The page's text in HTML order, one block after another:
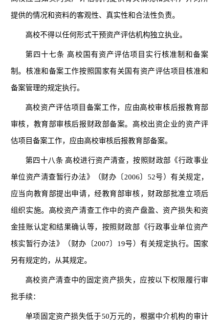
提供的情况和资料的客观性、真实性和合法性负责。
高校不得以任何形式干预资产评估机构独立执业。
第四十七条 高校国有资产评估项目实行核准制和备案
制。核准和备案工作按照国家有关国有资产评估项目核准和
备案管理的规定执行。
高校资产评估项目备案工作，应由高校审核后报教育部
审核，教育部审核后报财政部备案。高校出资企业的资产评
估项目备案工作，应由高校审核后报教育部备案。
第四十八条 高校进行资产清查，按照财政部《行政事业
单位资产清查暂行办法》（财办〔2006〕52号）有关规定，
应当向教育部提出申请，经教育部审核，财政部批准立项后
组织实施。高校资产清查工作中的资产盘盈、资产损失和资
金挂账认定和结果确认等，按照财政部《行政事业单位资产
核实暂行办法》（财办〔2007〕19号）有关规定执行。国家
另有规定的，从其规定。
高校资产清查中的固定资产损失，应按以下权限履行审
批手续：
单项固定资产损失低于50万元的，根据中介机构的审计